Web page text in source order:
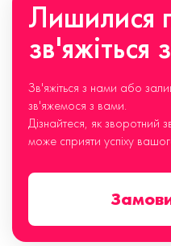
Лишилися
зв'яжіться
Зв'яжіться з нами або
зв'яжемося з вами.
Дізнайтеся, як зворотний
може сприяти успіху